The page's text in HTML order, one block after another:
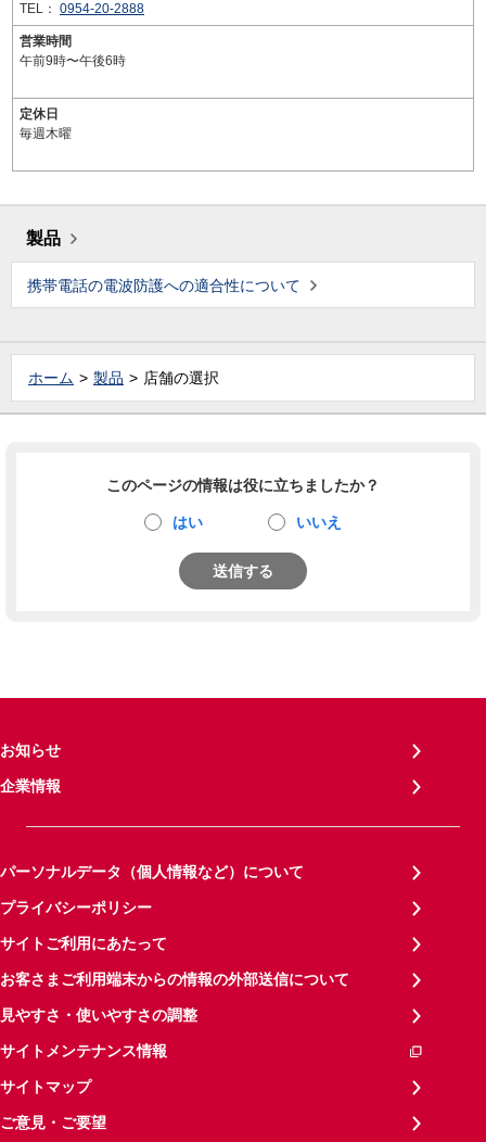
TEL： 0954-20-2888
営業時間
午前9時〜午後6時
定休日
毎週木曜
製品
携帯電話の電波防護への適合性について
ホーム 製品 店舗の選択
このページの情報は役に立ちましたか？
はい いいえ
送信する
お知らせ
企業情報
パーソナルデータ（個人情報など）について
プライバシーポリシー
サイトご利用にあたって
お客さまご利用端末からの情報の外部送信について
見やすさ・使いやすさの調整
サイトメンテナンス情報
サイトマップ
ご意見・ご要望